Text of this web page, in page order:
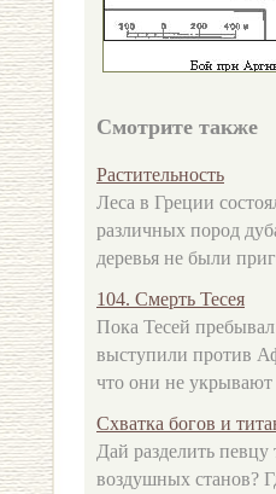
Смотрите также
Растительность
Леса в Греции
различных пород
деревья не были
104. Смерть Тесея
Пока Тесей
выступили против
что они не
Схватка богов и
Дай разделить
воздушных станов?